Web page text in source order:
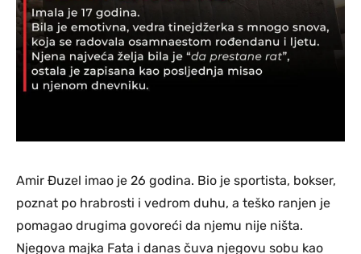
Amir Đuzel imao je 26 godina. Bio je sportista, bokser,
poznat po hrabrosti i vedrom duhu, a teško ranjen je
pomagao drugima govoreći da njemu nije ništa.
Njegova majka Fata i danas čuva njegovu sobu kao